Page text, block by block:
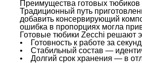
Преимущества готовых
Традиционный путь
добавить консервирующий
ошибка в пропорциях могла
Готовые тюбики Zecchi решают
• Готовность к работе за
• Стабильный состав —
• Долгий срок хранения — в